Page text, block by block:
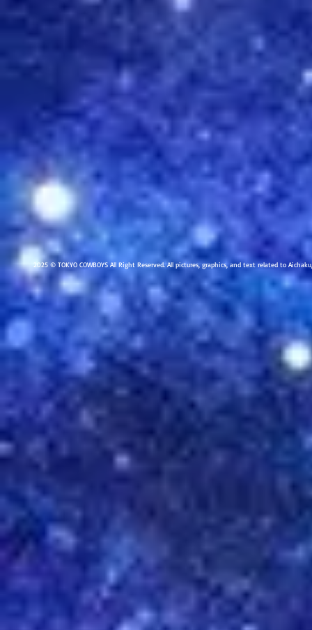
2025 © TOKYO COWBOYS All Right Reserved. All pictures, graphics, and text related to